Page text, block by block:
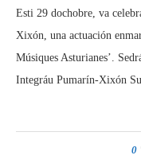
Esti 29 dochobre, va
Xixón, una actuación
Músiques Asturianes’.
Integráu Pumarín-Xixón
0